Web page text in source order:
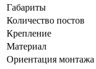
Габариты
Количество постов
Крепление
Материал
Ориентация монтажа